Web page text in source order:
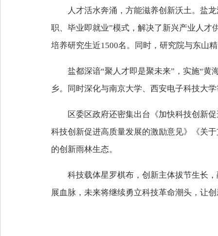
人才活水奔涌，方能滋养创新沃土。盐
职、毕业即就业”模式，解决了新兴产业人才
培养研究生近1500名。同时，研究院与东山
盐都深谙“聚人才即是聚未来”，实施“黄
乡。同时深化与南京大学、西安电子科技大
区委区政府还密集出台《加快科技创新
科技创新促进高质量发展的激励意见》《关
的创新雨林生态。
科技载体星罗棋布，创新主体拔节生长
展血脉，未来将继续勇立科技革命潮头，让